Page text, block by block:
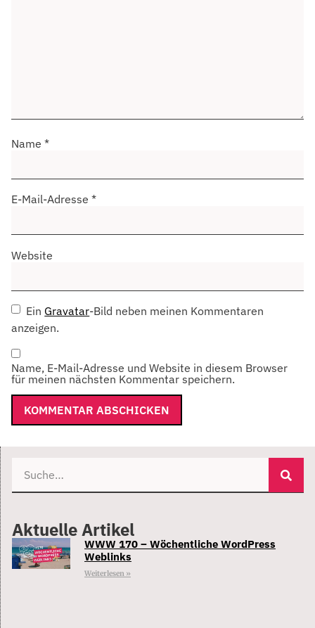
Name *
E-Mail-Adresse *
Website
Ein Gravatar-Bild neben meinen Kommentaren
anzeigen.
Name, E-Mail-Adresse und Website in diesem Browser
für meinen nächsten Kommentar speichern.
Aktuelle Artikel
WWW 170 – Wöchentliche WordPress
Weblinks
Weiterlesen »